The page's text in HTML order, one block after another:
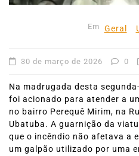
Em Geral
30 de março de 2026 0
Na madrugada desta
foi acionado para atender a
no bairro Perequê Mirim, na
Ubatuba. A guarnição da
que o incêndio não afetava a
um galpão utilizado por uma